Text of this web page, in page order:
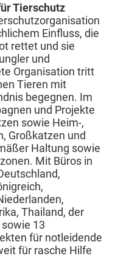
Tierschutz
Einfluss, die
rettet und sie
und
Organisation tritt
Tieren mit
begegnen. Im
und Projekte
sowie Heim-,
Großkatzen und
Haltung sowie
Mit Büros in
Thailand, der
13
für notleidende
für rasche Hilfe